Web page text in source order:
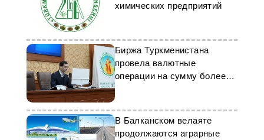
химических предприятий
Биржа Туркменистана
провела валютные
операции на сумму более
$46 млн
В Балканском велаяте
продолжаются аграрные